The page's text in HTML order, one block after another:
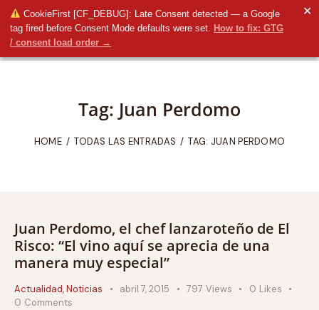
CookieFirst [CF_DEBUG]: Late Consent detected — a Google
tag fired before Consent Mode defaults were set. How to fix: GTG
/ consent load order →
✕
Tag: Juan Perdomo
HOME TODAS LAS ENTRADAS TAG: JUAN PERDOMO
Juan Perdomo, el chef lanzaroteño de El
Risco: “El vino aquí se aprecia de una
manera muy especial”
Actualidad,Noticias abril 7, 2015 797 Views 0 Likes
0 Comments